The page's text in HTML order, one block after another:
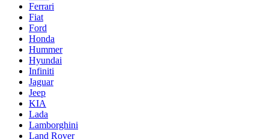
Ferrari
Fiat
Ford
Honda
Hummer
Hyundai
Infiniti
Jaguar
Jeep
KIA
Lada
Lamborghini
Land Rover